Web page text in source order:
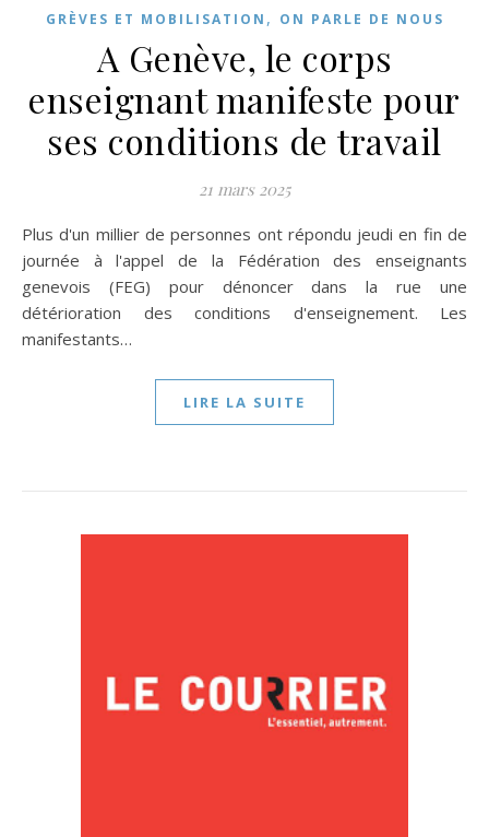
GRÈVES ET MOBILISATION , ON PARLE DE NOUS
A Genève, le corps
enseignant manifeste pour
ses conditions de travail
21 mars 2025
Plus d'un millier de personnes ont répondu jeudi en fin de
journée à l'appel de la Fédération des enseignants
genevois (FEG) pour dénoncer dans la rue une
détérioration des conditions d'enseignement. Les
manifestants…
LIRE LA SUITE